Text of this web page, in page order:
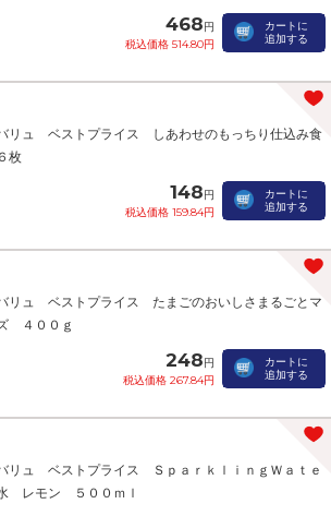
468円
税込価格 514.80円
カートに
追加する
リュ ベストプライス しあわせのもっちり仕込み食
枚
148円
税込価格 159.84円
カートに
追加する
リュ ベストプライス たまごのおいしさまるごとマ
４００ｇ
248円
税込価格 267.84円
カートに
追加する
リュ ベストプライス ＳｐａｒｋｌｉｎｇＷａｔｅ
レモン ５００ｍｌ